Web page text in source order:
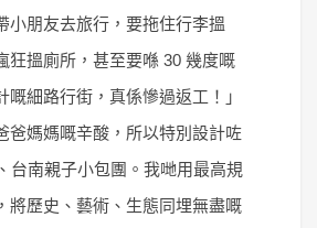
小朋友去旅行，要拖住行李搵
狂搵廁所，甚至要喺 30 幾度嘅
嘅細路行街，真係慘過返工！」
爸媽媽嘅辛酸，所以特別設計咗
台南親子小包團。我哋用最高規
將歷史、藝術、生態同埋無盡嘅